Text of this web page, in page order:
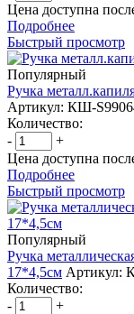
Цена доступна
Подробнее
Быстрый просмотр
Популярный
Ручка
Артикул: КШ-
Количество:
-
+
Цена доступна
Подробнее
Быстрый просмотр
Популярный
Ручка
17*4,5см Артикул:
Количество:
-
+